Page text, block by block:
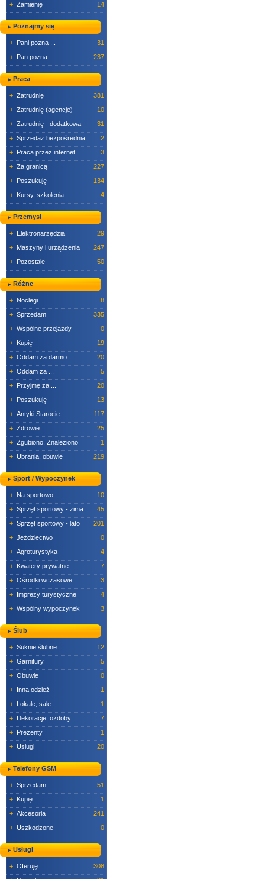
+ Zamienię 14
Poznajmy się
+ Pani pozna ...
31
+ Pan pozna ... 237
Praca
+ Zatrudnię
381
+ Zatrudnię (agencje)
10
+ Zatrudnię - dodatkowa
31
+ Sprzedaż bezpośrednia
2
+ Praca przez internet
3
+ Za granicą
227
+ Poszukuję
134
+ Kursy, szkolenia 4
Przemysł
+ Elektronarzędzia
29
+ Maszyny i urządzenia
247
+ Pozostałe 50
Różne
+ Noclegi
8
+ Sprzedam
335
+ Wspólne przejazdy
0
+ Kupię
19
+ Oddam za darmo
20
+ Oddam za ...
5
+ Przyjmę za ...
20
+ Poszukuję
13
+ Antyki,Starocie
117
+ Zdrowie
25
+ Zgubiono, Znaleziono
1
+ Ubrania, obuwie 219
Sport / Wypoczynek
+ Na sportowo
10
+ Sprzęt sportowy - zima
45
+ Sprzęt sportowy - lato
201
+ Jeździectwo
0
+ Agroturystyka
4
+ Kwatery prywatne
7
+ Ośrodki wczasowe
3
+ Imprezy turystyczne
4
+ Wspólny wypoczynek 3
Ślub
+ Suknie ślubne
12
+ Garnitury
5
+ Obuwie
0
+ Inna odzież
1
+ Lokale, sale
1
+ Dekoracje, ozdoby
7
+ Prezenty
1
+ Usługi 20
Telefony GSM
+ Sprzedam
51
+ Kupię
1
+ Akcesoria
241
+ Uszkodzone 0
Usługi
+ Oferuję
308